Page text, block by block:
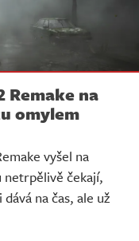
Remake na
omylem
vyšel na
netrpělivě čekají,
na čas, ale už